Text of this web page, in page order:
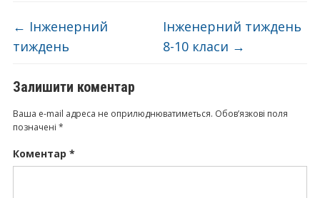
← Інженерний
тиждень
Інженерний тиждень
8-10 класи →
Залишити коментар
Ваша e-mail адреса не оприлюднюватиметься. Обов’язкові поля
позначені *
Коментар *